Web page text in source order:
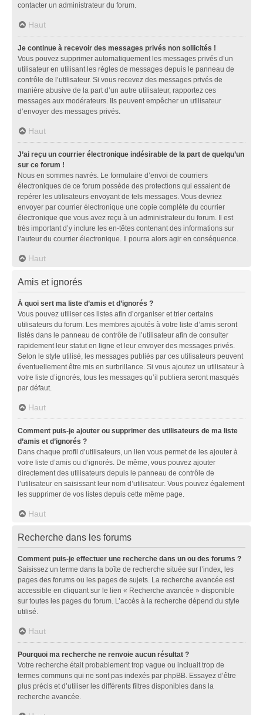
contacter un administrateur du forum.
Haut
Je continue à recevoir des messages privés non sollicités !
Vous pouvez supprimer automatiquement les messages privés d’un
utilisateur en utilisant les règles de messages depuis le panneau de
contrôle de l’utilisateur. Si vous recevez des messages privés de
manière abusive de la part d’un autre utilisateur, rapportez ces
messages aux modérateurs. Ils peuvent empêcher un utilisateur
d’envoyer des messages privés.
Haut
J’ai reçu un courrier électronique indésirable de la part de quelqu’un
sur ce forum !
Nous en sommes navrés. Le formulaire d’envoi de courriers
électroniques de ce forum possède des protections qui essaient de
repérer les utilisateurs envoyant de tels messages. Vous devriez
envoyer par courrier électronique une copie complète du courrier
électronique que vous avez reçu à un administrateur du forum. Il est
très important d’y inclure les en-têtes contenant des informations sur
l’auteur du courrier électronique. Il pourra alors agir en conséquence.
Haut
Amis et ignorés
À quoi sert ma liste d’amis et d’ignorés ?
Vous pouvez utiliser ces listes afin d’organiser et trier certains
utilisateurs du forum. Les membres ajoutés à votre liste d’amis seront
listés dans le panneau de contrôle de l’utilisateur afin de consulter
rapidement leur statut en ligne et leur envoyer des messages privés.
Selon le style utilisé, les messages publiés par ces utilisateurs peuvent
éventuellement être mis en surbrillance. Si vous ajoutez un utilisateur à
votre liste d’ignorés, tous les messages qu’il publiera seront masqués
par défaut.
Haut
Comment puis-je ajouter ou supprimer des utilisateurs de ma liste
d’amis et d’ignorés ?
Dans chaque profil d’utilisateurs, un lien vous permet de les ajouter à
votre liste d’amis ou d’ignorés. De même, vous pouvez ajouter
directement des utilisateurs depuis le panneau de contrôle de
l’utilisateur en saisissant leur nom d’utilisateur. Vous pouvez également
les supprimer de vos listes depuis cette même page.
Haut
Recherche dans les forums
Comment puis-je effectuer une recherche dans un ou des forums ?
Saisissez un terme dans la boîte de recherche située sur l’index, les
pages des forums ou les pages de sujets. La recherche avancée est
accessible en cliquant sur le lien « Recherche avancée » disponible
sur toutes les pages du forum. L’accès à la recherche dépend du style
utilisé.
Haut
Pourquoi ma recherche ne renvoie aucun résultat ?
Votre recherche était probablement trop vague ou incluait trop de
termes communs qui ne sont pas indexés par phpBB. Essayez d’être
plus précis et d’utiliser les différents filtres disponibles dans la
recherche avancée.